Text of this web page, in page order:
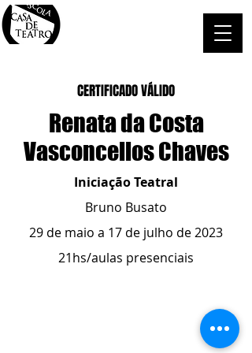
CERTIFICADO VÁLIDO
Renata da Costa
Vasconcellos Chaves
Iniciação Teatral
Bruno Busato
29 de maio a 17 de julho de 2023
21hs/aulas presenciais
- whatsapp
contato@casadeteatropoa.com.br